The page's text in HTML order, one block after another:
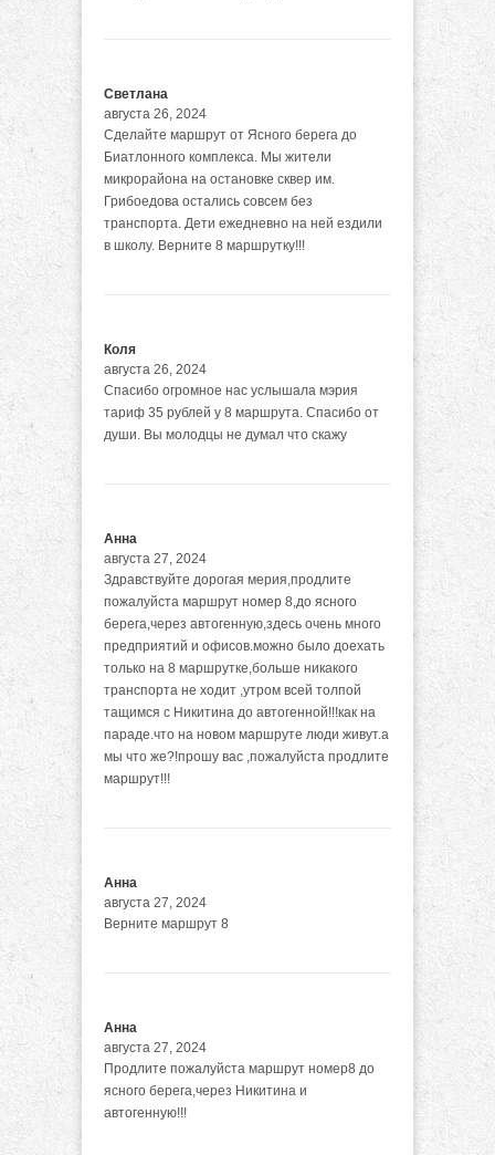
Светлана
августа 26, 2024
Сделайте маршрут от Ясного берега до
Биатлонного комплекса. Мы жители
микрорайона на остановке сквер им.
Грибоедова остались совсем без
транспорта. Дети ежедневно на ней ездили
в школу. Верните 8 маршрутку!!!
Коля
августа 26, 2024
Спасибо огромное нас услышала мэрия
тариф 35 рублей у 8 маршрута. Спасибо от
души. Вы молодцы не думал что скажу
Анна
августа 27, 2024
Здравствуйте дорогая мерия,продлите
пожалуйста маршрут номер 8,до ясного
берега,через автогенную,здесь очень много
предприятий и офисов.можно было доехать
только на 8 маршрутке,больше никакого
транспорта не ходит ,утром всей толпой
тащимся с Никитина до автогенной!!!как на
параде.что на новом маршруте люди живут.а
мы что же?!прошу вас ,пожалуйста продлите
маршрут!!!
Анна
августа 27, 2024
Верните маршрут 8
Анна
августа 27, 2024
Продлите пожалуйста маршрут номер8 до
ясного берега,через Никитина и
автогенную!!!